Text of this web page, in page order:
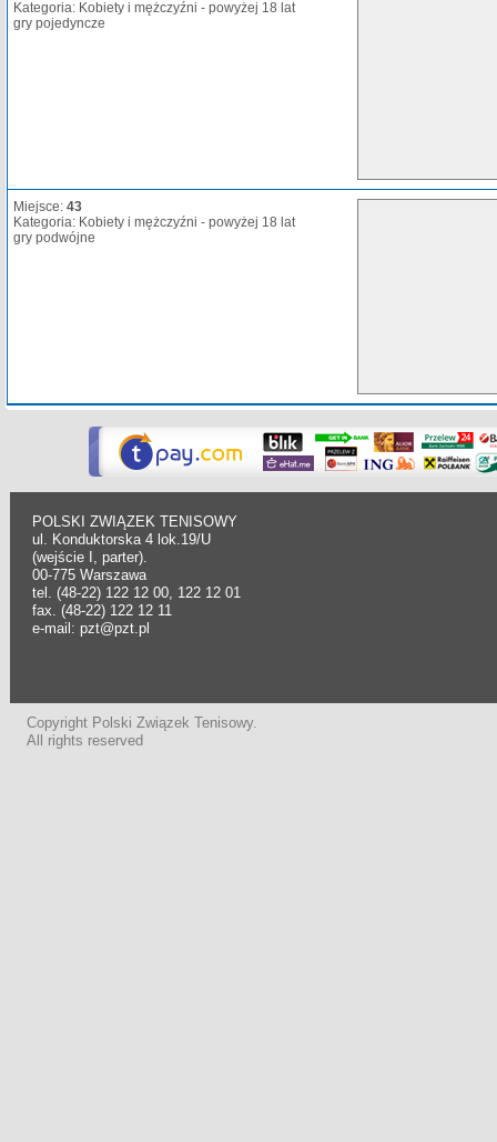
Kategoria: Kobiety i mężczyźni - powyżej 18 lat
gry pojedyncze
Miejsce: 43
Kategoria: Kobiety i mężczyźni - powyżej 18 lat
gry podwójne
POLSKI ZWIĄZEK TENISOWY
ul. Konduktorska 4 lok.19/U
(wejście I, parter).
00-775 Warszawa
tel. (48-22) 122 12 00, 122 12 01
fax. (48-22) 122 12 11
e-mail: pzt@pzt.pl
Copyright Polski Związek Tenisowy.
All rights reserved